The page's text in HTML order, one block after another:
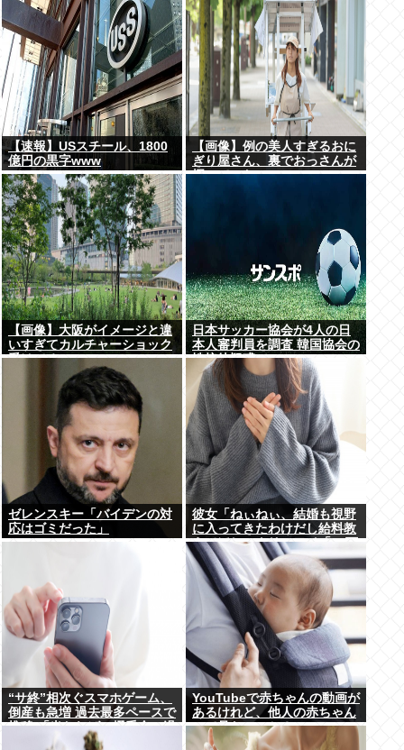
【速報】USスチール、1800
億円の黒字www
【画像】例の美人すぎるおに
ぎり屋さん、裏でおっさんが
握っていたwww
【画像】大阪がイメージと違
いすぎてカルチャーショック
受けてる
日本サッカー協会が4人の日
本人審判員を調査 韓国協会の
性接待疑惑で
ゼレンスキー「バイデンの対
応はゴミだった」
彼女「ねぃねぃ、結婚も視野
に入ってきたわけだし給料教
えてほしいナリ」ワイ「16万
だよ」⇒結果！
“サ終”相次ぐスマホゲーム、
倒産も急増 過去最多ペースで
推移 「当たれば一攫千金」過
去の時代に
YouTubeで赤ちゃんの動画が
あるけれど、他人の赤ちゃん
って見たいのか？